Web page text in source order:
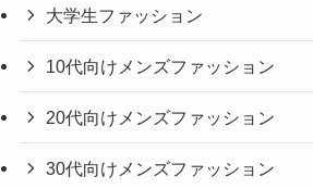
大学生ファッション
10代向けメンズファッション
20代向けメンズファッション
30代向けメンズファッション